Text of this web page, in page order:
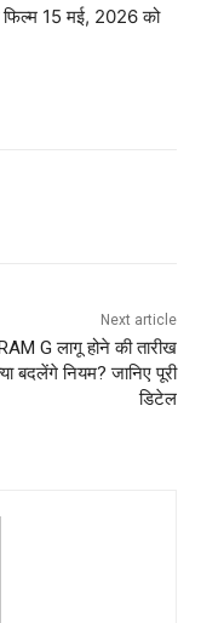
फिल्म 15 मई, 2026 को
Next article
G लागू होने की तारीख
बदलेंगे नियम? जानिए पूरी
डिटेल